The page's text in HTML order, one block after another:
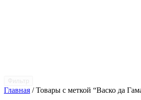
Главная / Товары с меткой “Васко да